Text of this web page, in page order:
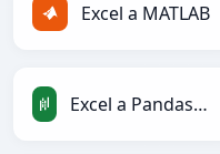
Excel a MATLAB
Excel a PandasDataFrame